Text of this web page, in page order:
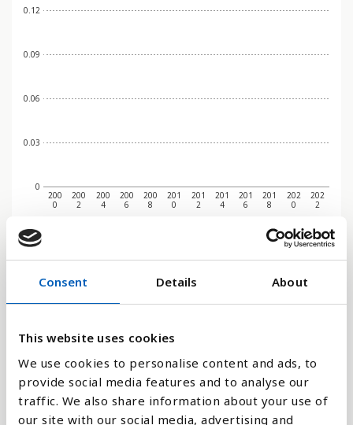
Consent Details About
This website uses cookies
We use cookies to personalise content and ads, to
provide social media features and to analyse our
traffic. We also share information about your use of
our site with our social media, advertising and
0
0.03
0.06
0.09
0.12
200
0
200
2
200
4
200
6
200
8
201
0
201
2
201
4
201
6
201
8
202
0
202
2
Stapeldiagram
Platt